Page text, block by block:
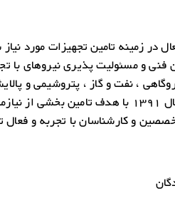
در زمینه تامین تجهیزات مورد
فنی و مسئولیت پذیری نیروهای با
، نفت و گاز ، پتروشیمی و
نقش می نماید. این شرکت در سال 1391 با هدف تامین
و کارشناسان با تجربه و